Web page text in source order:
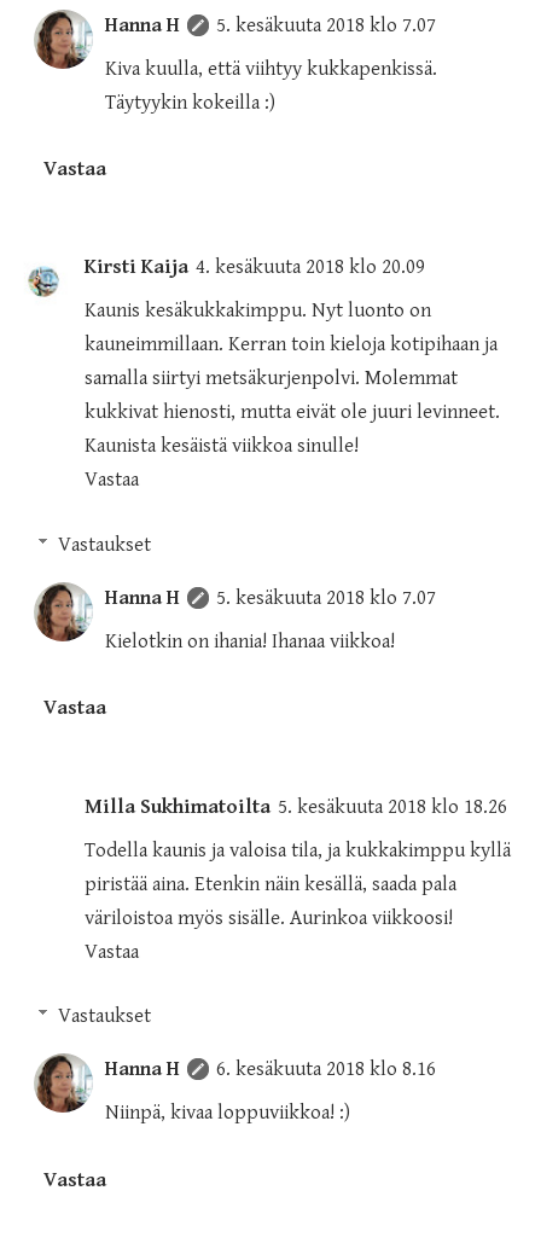
Hanna H
5. kesäkuuta 2018 klo 7.07
Kiva kuulla, että viihtyy kukkapenkissä.
Täytyykin kokeilla :)
Vastaa
Kirsti Kaija 4. kesäkuuta 2018 klo 20.09
Kaunis kesäkukkakimppu. Nyt luonto on
kauneimmillaan. Kerran toin kieloja kotipihaan ja
samalla siirtyi metsäkurjenpolvi. Molemmat
kukkivat hienosti, mutta eivät ole juuri levinneet.
Kaunista kesäistä viikkoa sinulle!
Vastaa
Vastaukset
Hanna H
5. kesäkuuta 2018 klo 7.07
Kielotkin on ihania! Ihanaa viikkoa!
Vastaa
Milla Sukhimatoilta 5. kesäkuuta 2018 klo 18.26
Todella kaunis ja valoisa tila, ja kukkakimppu kyllä
piristää aina. Etenkin näin kesällä, saada pala
väriloistoa myös sisälle. Aurinkoa viikkoosi!
Vastaa
Vastaukset
Hanna H
6. kesäkuuta 2018 klo 8.16
Niinpä, kivaa loppuviikkoa! :)
Vastaa